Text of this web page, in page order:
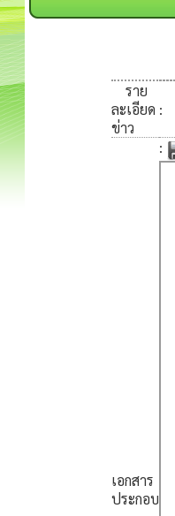
ราย
ละเอียด
ข่าว
:
เอกสาร
ประกอบ
: